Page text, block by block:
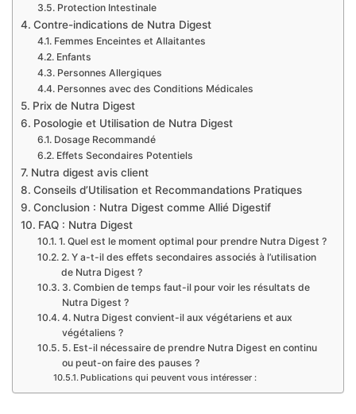
Protection Intestinale
Contre-indications de Nutra Digest
Femmes Enceintes et Allaitantes
Enfants
Personnes Allergiques
Personnes avec des Conditions Médicales
Prix de Nutra Digest
Posologie et Utilisation de Nutra Digest
Dosage Recommandé
Effets Secondaires Potentiels
Nutra digest avis client
Conseils d’Utilisation et Recommandations Pratiques
Conclusion : Nutra Digest comme Allié Digestif
FAQ : Nutra Digest
1. Quel est le moment optimal pour prendre Nutra Digest ?
2. Y a-t-il des effets secondaires associés à l’utilisation
de Nutra Digest ?
3. Combien de temps faut-il pour voir les résultats de
Nutra Digest ?
4. Nutra Digest convient-il aux végétariens et aux
végétaliens ?
5. Est-il nécessaire de prendre Nutra Digest en continu
ou peut-on faire des pauses ?
Publications qui peuvent vous intéresser :